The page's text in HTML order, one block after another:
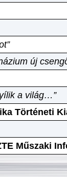
új
a világ…”
Történeti
Műszaki